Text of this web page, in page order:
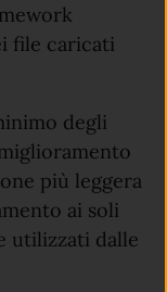
file caricati
degli
più leggera
ai soli
utilizzati dalle